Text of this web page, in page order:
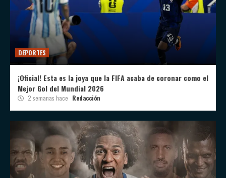
DEPORTES
¡Oficial! Esta es la joya que la FIFA acaba de coronar como el
Mejor Gol del Mundial 2026
2 semanas hace Redacción